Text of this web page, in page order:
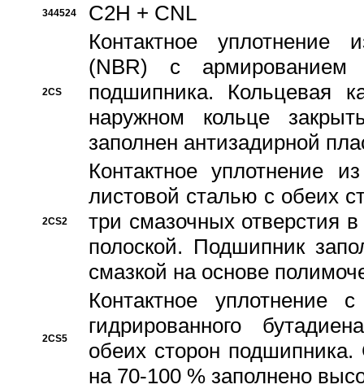
344524 C2H + CNL
2CS
Контактное уплотнение
(NBR) с
подшипника. Кольцевая
наружном кольце
заполнен антизадирной
2CS2
Контактное уплотнение
листовой сталью с обеих
три смазочных отверстия
полоской. Подшипник
смазкой на основе
2CS5
Контактное уплотнение
гидрированного
обеих сторон
на 70-100 % заполнено